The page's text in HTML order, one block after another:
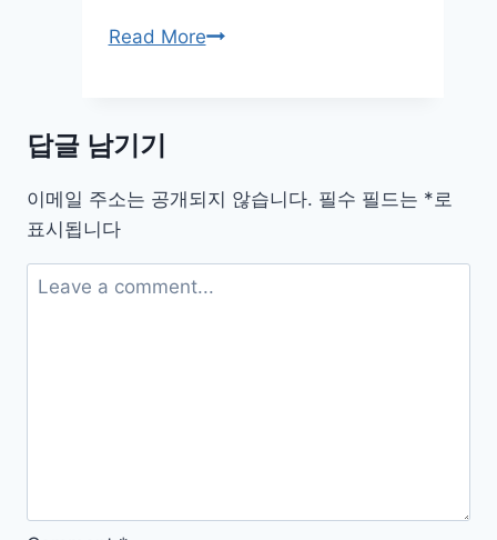
Read More여
장
이
답글 남기기
이메일 주소는 공개되지 않습니다. 필수 필드는 *로
표시됩니다